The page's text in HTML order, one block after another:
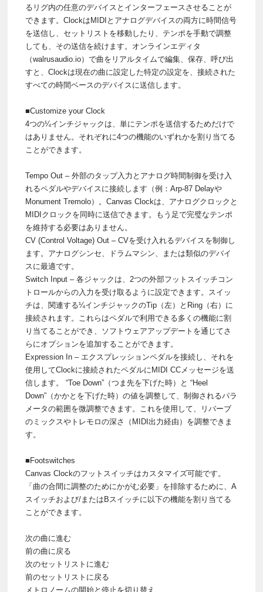
るリグ内の任意のデバイスとインターフェースさせることが
できます。ClockはMIDIとアナログデバイスの両方に時間信号
を送信し、セットリストを移動したり、テンポを手動で調整
しても、その送信を続けます。オンラインエディタ
（walrusaudio.io）で曲をリアルタイムで編集、保存、呼び出
すと、Clockは現在の曲に設定した特定の設定を、接続された
すべての時間ベースのデバイスに送信します。
■Customize your Clock
4つの¼インチジャックは、単にテンポを送信するためだけで
はありません。それぞれに4つの機能のいずれかを割り当てる
ことができます。
Tempo Out – 外部のタップ入力とアナログ時間制御を受け入
れるペダルやデバイスに接続します（例：Arp-87 Delayや
Monument Tremolo）。Canvas Clockは、アナログクロックと
MIDIクロックを同時に送信できます。もう足で完璧なテンポ
を維持する必要はありません。
CV (Control Voltage) Out – CVを受け入れるデバイスを制御し
ます。アナログシンセ、ドラムマシン、または類似のデバイ
スに最適です。
Switch Input – 各ジャックは、2つの外部フットスイッチコン
トロールからの入力を受け取るように設定できます。スイッ
チは、関連する¼インチジャックのTip（左）とRing（右）に
接続されます。これらはペダルで利用できる多くの機能に割
り当てることができ、ソフトウェアアップデートを通じてさ
らにオプションを追加することができます。
Expression In – エクスプレッションペダルを接続し、それを
使用してClockに接続されたペダルにMIDI CCメッセージを送
信します。 “Toe Down”（つま先を下げた時）と “Heel
Down”（かかとを下げた時）の値を調整して、制御されるパラ
メータの範囲を微調整できます。これを使用して、リバーブ
のミックスやトレモロの深さ（MIDI出力経由）を調整できま
す。
■Footswitches
Canvas Clockのフットスイッチはカスタマイズ可能です。
「曲の合間に調整のためにかがむ必要」を排除するために、A
スイッチおよび/またはBスイッチに以下の機能を割り当てる
ことができます。
次の曲に進む
前の曲に戻る
次のセットリストに進む
前のセットリストに戻る
メトロノームの開始と停止を切り替え